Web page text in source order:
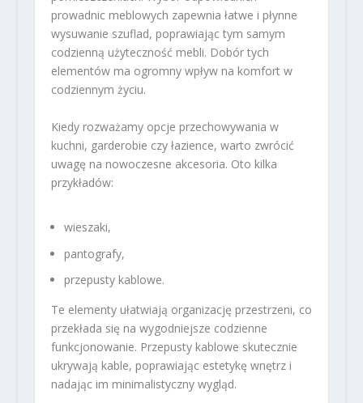
prowadnic meblowych zapewnia łatwe i płynne
wysuwanie szuflad, poprawiając tym samym
codzienną użyteczność mebli. Dobór tych
elementów ma ogromny wpływ na komfort w
codziennym życiu.
Kiedy rozważamy opcje przechowywania w
kuchni, garderobie czy łazience, warto zwrócić
uwagę na nowoczesne akcesoria. Oto kilka
przykładów:
wieszaki,
pantografy,
przepusty kablowe.
Te elementy ułatwiają organizację przestrzeni, co
przekłada się na wygodniejsze codzienne
funkcjonowanie. Przepusty kablowe skutecznie
ukrywają kable, poprawiając estetykę wnętrz i
nadając im minimalistyczny wygląd.